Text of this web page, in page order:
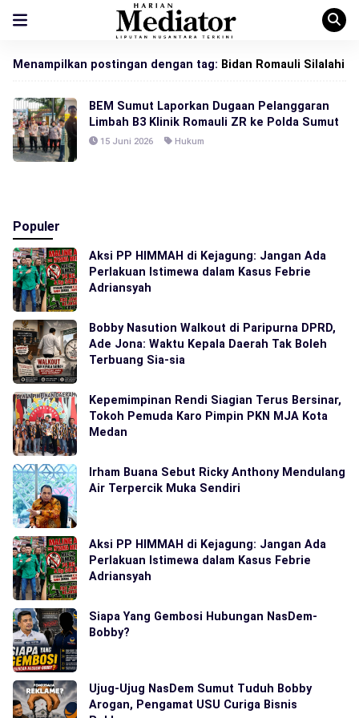
Menampilkan postingan dengan tag: Bidan Romauli Silalahi
BEM Sumut Laporkan Dugaan Pelanggaran
Limbah B3 Klinik Romauli ZR ke Polda Sumut
15 Juni 2026 Hukum
Populer
Aksi PP HIMMAH di Kejagung: Jangan Ada
Perlakuan Istimewa dalam Kasus Febrie
Adriansyah
Bobby Nasution Walkout di Paripurna DPRD,
Ade Jona: Waktu Kepala Daerah Tak Boleh
Terbuang Sia-sia
Kepemimpinan Rendi Siagian Terus Bersinar,
Tokoh Pemuda Karo Pimpin PKN MJA Kota
Medan
Irham Buana Sebut Ricky Anthony Mendulang
Air Terpercik Muka Sendiri
Aksi PP HIMMAH di Kejagung: Jangan Ada
Perlakuan Istimewa dalam Kasus Febrie
Adriansyah
Siapa Yang Gembosi Hubungan NasDem-
Bobby?
Ujug-Ujug NasDem Sumut Tuduh Bobby
Arogan, Pengamat USU Curiga Bisnis